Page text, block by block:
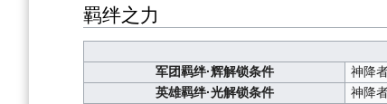
羁绊之力
军团羁绊·辉解锁条件
神降
英雄羁绊·光解锁条件
神降